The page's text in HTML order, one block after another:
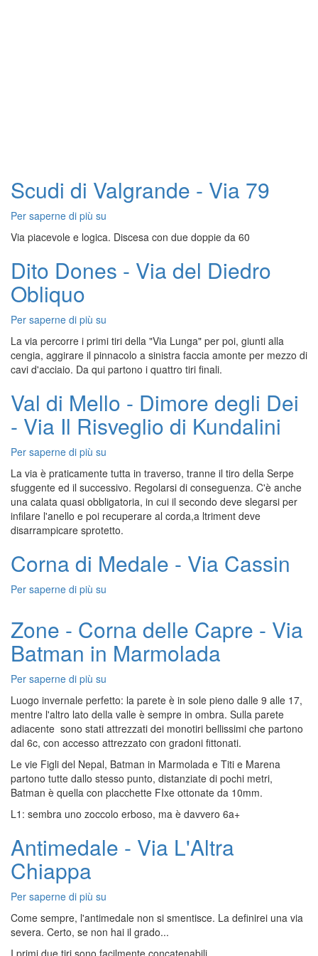
Scudi di Valgrande - Via 79
Per saperne di più su
Valgrande
Via
Via piacevole e logica. Discesa con due doppie da 60
Dito Dones - Via del Diedro
Obliquo
Per saperne di più su
Dones
-
Via
del
Obliquo
La via percorre i primi tiri della "Via Lunga" per poi, giunti alla
cengia, aggirare il pinnacolo a sinistra faccia amonte per mezzo di
cavi d'acciaio. Da qui partono i quattro tiri finali.
Val di Mello - Dimore degli Dei
- Via Il Risveglio di Kundalini
Per saperne di più su
Mello
-
Dimore
degli
Dei
Via
Kundalini
La via è praticamente tutta in traverso, tranne il tiro della Serpe
sfuggente ed il successivo. Regolarsi di conseguenza. C'è anche
una calata quasi obbligatoria, in cui il secondo deve slegarsi per
infilare l'anello e poi recuperare al corda,a ltriment deve
disarrampicare sprotetto.
Corna di Medale - Via Cassin
Per saperne di più su
-
Via
Cassin
Zone - Corna delle Capre - Via
Batman in Marmolada
Per saperne di più su
Corna
delle
Capre
-
Via
Batman
in
Marmolada
Luogo invernale perfetto: la parete è in sole pieno dalle 9 alle 17,
mentre l'altro lato della valle è sempre in ombra. Sulla parete
adiacente sono stati attrezzati dei monotiri bellissimi che partono
dal 6c, con accesso attrezzato con gradoni fittonati.
Le vie Figli del Nepal, Batman in Marmolada e Titi e Marena
partono tutte dallo stesso punto, distanziate di pochi metri,
Batman è quella con placchette FIxe ottonate da 10mm.
L1: sembra uno zoccolo erboso, ma è davvero 6a+
Antimedale - Via L'Altra
Chiappa
Per saperne di più su
Via
L'Altra
Chiappa
Come sempre, l'antimedale non si smentisce. La definirei una via
severa. Certo, se non hai il grado...
I primi due tiri sono facilmente concatenabili.